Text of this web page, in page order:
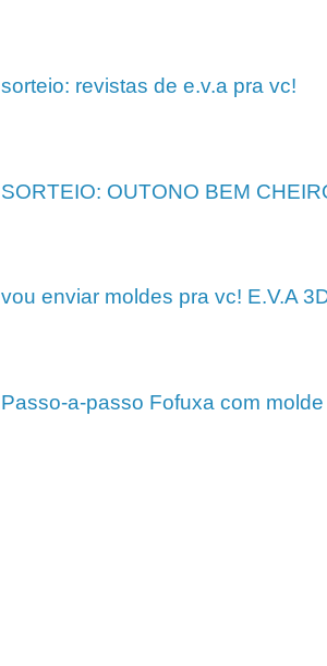
sorteio: revistas de e.v.a pra vc!
SORTEIO: OUTONO BEM
vou enviar moldes pra vc! E.V.A
Passo-a-passo Fofuxa com molde